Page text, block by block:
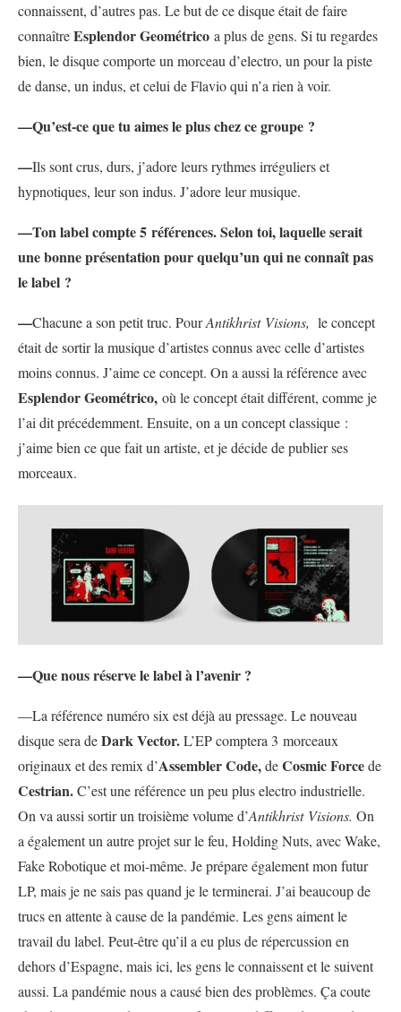
connaissent, d’autres pas. Le but de ce disque était de faire
connaîtreEsplendor Geométrico a plus de gens. Si tu regardes
bien, le disque comporte un morceau d’electro, un pour la piste
de danse, un indus, et celui de Flavio qui n’a rien à voir.
—Qu’est-ce que tu aimes le plus chez ce groupe ?
—Ils sont crus, durs, j’adore leurs rythmes irréguliers et
hypnotiques, leur son indus. J’adore leur musique.
—Ton label compte 5 références. Selon toi, laquelle serait
une bonne présentation pour quelqu’un qui ne connaît pas
le label ?
—Chacune a son petit truc. PourAntikhrist Visions, le concept
était de sortir la musique d’artistes connus avec celle d’artistes
moins connus. J’aime ce concept. On a aussi la référence avec
Esplendor Geométrico, où le concept était différent, comme je
l’ai dit précédemment. Ensuite, on a un concept classique :
j’aime bien ce que fait un artiste, et je décide de publier ses
morceaux.
—Que nous réserve le label à l’avenir ?
—La référence numéro six est déjà au pressage. Le nouveau
disque sera deDark Vector.L’EP comptera 3 morceaux
originaux et des remix d’Assembler Code,deCosmic Forcede
Cestrian.C’est une référence un peu plus electro industrielle.
On va aussi sortir un troisième volume d’Antikhrist Visions. On
a également un autre projet sur le feu, Holding Nuts, avec Wake,
Fake Robotique et moi-même. Je prépare également mon futur
LP, mais je ne sais pas quand je le terminerai. J’ai beaucoup de
trucs en attente à cause de la pandémie. Les gens aiment le
travail du label. Peut-être qu’il a eu plus de répercussion en
dehors d’Espagne, mais ici, les gens le connaissent et le suivent
aussi. La pandémie nous a causé bien des problèmes. Ça coute